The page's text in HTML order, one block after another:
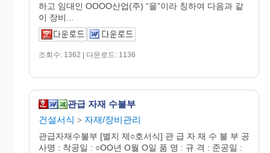
하고 임대인 OOOO산업(주) “을”이라 칭하여 다음과 같
이 장비...
조회수: 1362 | 다운로드: 1136
관급 자재 수불부
건설서식 > 자재/장비관리
관급자재수불부 [별지 제○호서식] 관 급 자 재 수 불 부 공
사명 : 착공일 : ○OO년 O월 O일 품 명 : 규 격 : 준공일 :